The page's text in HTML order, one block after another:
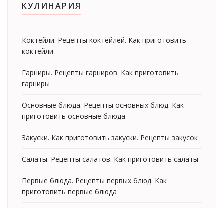
КУЛИНАРИЯ
Коктейли. Рецепты коктейлей. Как приготовить
коктейли
Гарниры. Рецепты гарниров. Как приготовить
гарниры
Основные блюда. Рецепты основных блюд. Как
приготовить основные блюда
Закуски. Как приготовить закуски. Рецепты закусок
Салаты. Рецепты салатов. Как приготовить салаты
Первые блюда. Рецепты первых блюд. Как
приготовить первые блюда